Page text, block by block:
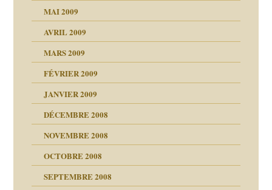
MAI 2009
AVRIL 2009
MARS 2009
FÉVRIER 2009
JANVIER 2009
DÉCEMBRE 2008
NOVEMBRE 2008
OCTOBRE 2008
SEPTEMBRE 2008